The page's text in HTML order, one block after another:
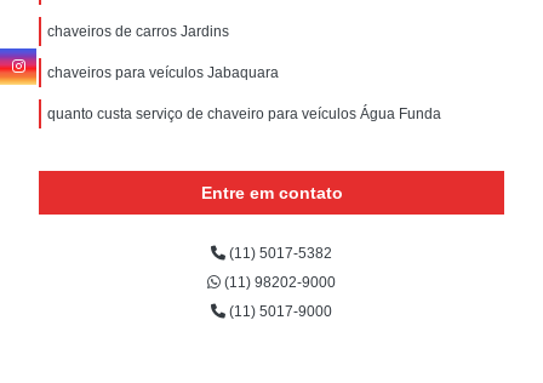
chaveiros de carros Jardins
chaveiros para veículos Jabaquara
quanto custa serviço de chaveiro para veículos Água Funda
Entre em contato
(11) 5017-5382
(11) 98202-9000
(11) 5017-9000